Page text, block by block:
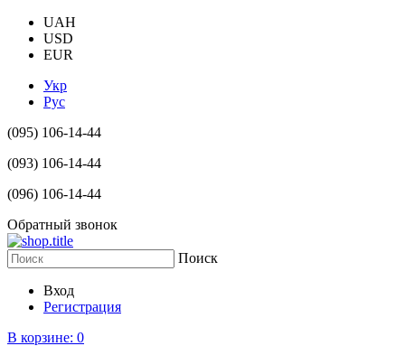
UAH
USD
EUR
Укр
Рус
(095) 106-14-44
(093) 106-14-44
(096) 106-14-44
Обратный звонок
Поиск
Вход
Регистрация
В корзине: 0